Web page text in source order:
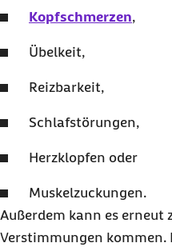
Kopfschmerzen,
Übelkeit,
Reizbarkeit,
Schlafstörungen,
Herzklopfen oder
Muskelzuckungen.
Außerdem kann es erneut
Verstimmungen kommen.